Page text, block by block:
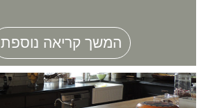
המשך קריאה נוספת